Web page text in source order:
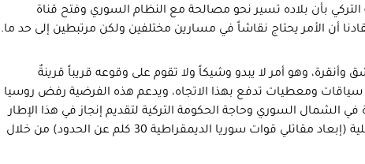
بأن بلاده تسير نحو مصالحة مع النظام السوري وفتح قناة
أن الأمر يحتاج نقاشاً في مسارين مختلفين ولكن مرتبطين إلى حد ما.
وهو أمر لا يبدو وشيكاً ولا تقوم على وقوعه قريباً قرينةٌ
ومعطيات تدفع بهذا الاتجاه، ويدعم هذه الفرضية رفض روسيا
في الشمال السوري وحاجة الحكومة التركية لتقديم إنجاز في هذا الإطار
ودفع موسكو لتحقيق أهداف العملية (إبعاد مقاتلي قوات سوريا الديمقراطية 30 كلم عن الحدود) من خلال